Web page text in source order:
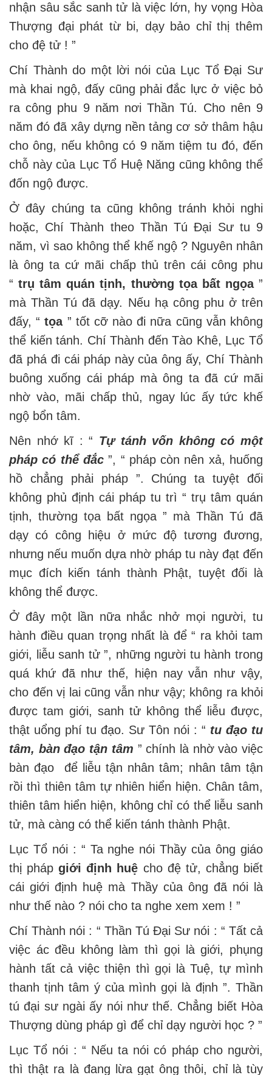
nhận sâu sắc sanh tử là việc lớn, hy vọng Hòa
Thượng đại phát từ bi, dạy bảo chỉ thị thêm
cho đệ tử ! ”
Chí Thành do một lời nói của Lục Tổ Đại Sư
mà khai ngộ, đấy cũng phải đắc lực ở việc bỏ
ra công phu 9 năm nơi Thần Tú. Cho nên 9
năm đó đã xây dựng nền tảng cơ sở thâm hậu
cho ông, nếu không có 9 năm tiệm tu đó, đến
chỗ này của Lục Tổ Huệ Năng cũng không thể
đốn ngộ được.
Ở đây chúng ta cũng không tránh khỏi nghi
hoặc, Chí Thành theo Thần Tú Đại Sư tu 9
năm, vì sao không thể khế ngộ ? Nguyên nhân
là ông ta cứ mãi chấp thủ trên cái công phu
“trụ tâm quán tịnh, thường tọa bất ngọa”
mà Thần Tú đã dạy. Nếu hạ công phu ở trên
đấy, “tọa” tốt cỡ nào đi nữa cũng vẫn không
thể kiến tánh. Chí Thành đến Tào Khê, Lục Tổ
đã phá đi cái pháp này của ông ấy, Chí Thành
buông xuống cái pháp mà ông ta đã cứ mãi
nhờ vào, mãi chấp thủ, ngay lúc ấy tức khế
ngộ bổn tâm.
Nên nhớ kĩ : “ Tự tánh vốn không có một
pháp có thể đắc”, “ pháp còn nên xả, huống
hồ chẳng phải pháp ”. Chúng ta tuyệt đối
không phủ định cái pháp tu trì “ trụ tâm quán
tịnh, thường tọa bất ngọa ” mà Thần Tú đã
dạy có công hiệu ở mức độ tương đương,
nhưng nếu muốn dựa nhờ pháp tu này đạt đến
mục đích kiến tánh thành Phật, tuyệt đối là
không thể được.
Ở đây một lần nữa nhắc nhở mọi người, tu
hành điều quan trọng nhất là để “ ra khỏi tam
giới, liễu sanh tử ”, những người tu hành trong
quá khứ đã như thế, hiện nay vẫn như vậy,
cho đến vị lai cũng vẫn như vậy; không ra khỏi
được tam giới, sanh tử không thể liễu được,
thật uổng phí tu đạo. Sư Tôn nói : “ tu đạo tu
tâm, bàn đạo tận tâm ” chính là nhờ vào việc
bàn đạo để liễu tận nhân tâm; nhân tâm tận
rồi thì thiên tâm tự nhiên hiển hiện. Chân tâm,
thiên tâm hiển hiện, không chỉ có thể liễu sanh
tử, mà càng có thể kiến tánh thành Phật.
Lục Tổ nói : “ Ta nghe nói Thầy của ông giáo
thị phápgiới định huệ cho đệ tử, chẳng biết
cái giới định huệ mà Thầy của ông đã nói là
như thế nào ? nói cho ta nghe xem xem ! ”
Chí Thành nói : “ Thần Tú Đại Sư nói : “ Tất cả
việc ác đều không làm thì gọi là giới, phụng
hành tất cả việc thiện thì gọi là Tuệ, tự mình
thanh tịnh tâm ý của mình gọi là định ”. Thần
tú đại sư ngài ấy nói như thế. Chẳng biết Hòa
Thượng dùng pháp gì để chỉ dạy người học ? ”
Lục Tổ nói : “ Nếu ta nói có pháp cho người,
thì thật ra là đang lừa gạt ông thôi, chỉ là tùy